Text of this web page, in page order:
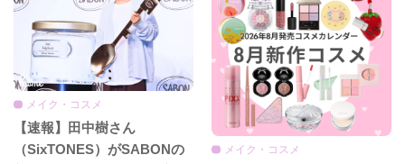
メイク・コスメ
【速報】田中樹さん
（SixTONES）がSABONの
メイク・コスメ